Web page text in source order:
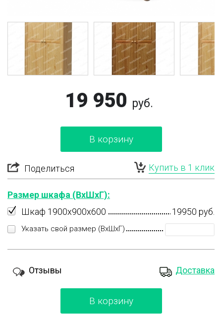
19 950 руб.
В корзину
Поделиться Купить в 1 клик
Размер шкафа (ВхШхГ):
Шкаф 1900х900х600
19950 руб.
Указать свой размер (ВхШхГ)
Отзывы Доставка
В корзину